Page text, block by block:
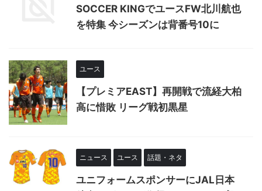
SOCCER KINGでユースFW北川航也
を特集 今シーズンは背番号10に
ユース
【プレミアEAST】再開戦で流経大柏
高に惜敗 リーグ戦初黒星
ニュース ユース 話題・ネタ
ユニフォームスポンサーにJAL日本